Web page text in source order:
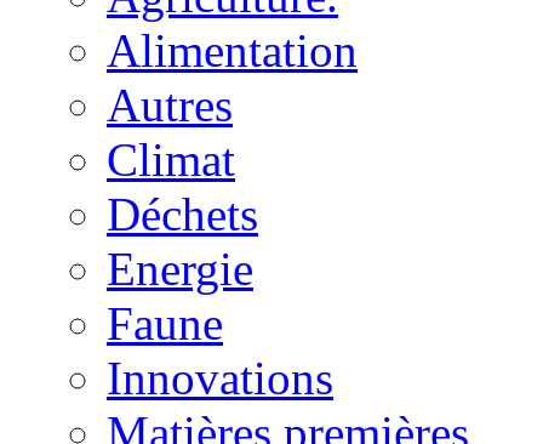
Alimentation
Autres
Climat
Déchets
Energie
Faune
Innovations
Matières premières